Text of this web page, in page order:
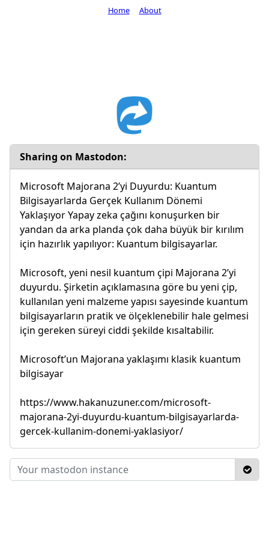
Sharing on Mastodon:
Microsoft Majorana 2’yi Duyurdu: Kuantum
Bilgisayarlarda Gerçek Kullanım Dönemi
Yaklaşıyor Yapay zeka çağını konuşurken bir
yandan da arka planda çok daha büyük bir kırılım
için hazırlık yapılıyor: Kuantum bilgisayarlar.
Microsoft, yeni nesil kuantum çipi Majorana 2’yi
duyurdu. Şirketin açıklamasına göre bu yeni çip,
kullanılan yeni malzeme yapısı sayesinde kuantum
bilgisayarların pratik ve ölçeklenebilir hale gelmesi
için gereken süreyi ciddi şekilde kısaltabilir.
Microsoft’un Majorana yaklaşımı klasik kuantum
bilgisayar
https://www.hakanuzuner.com/microsoft-
majorana-2yi-duyurdu-kuantum-bilgisayarlarda-
gercek-kullanim-donemi-yaklasiyor/
Home About